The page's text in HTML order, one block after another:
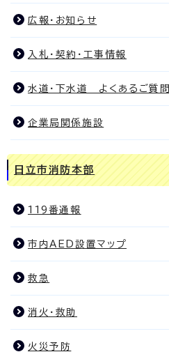
広報・お知らせ
入札・契約・工事情報
水道・下水道 よくあるご質問
企業局関係施設
日立市消防本部
119番通報
市内AED設置マップ
救急
消火・救助
火災予防